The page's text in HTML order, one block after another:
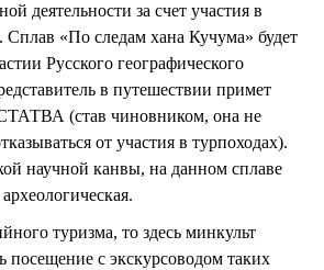
деятельности за счет участия в
Сплав «По следам хана Кучума» будет
Русского географического
в путешествии примет
(став чиновником, она не
от участия в турпоходах).
научной канвы, на данном сплаве
туризма, то здесь минкульт
посещение с экскурсоводом таких